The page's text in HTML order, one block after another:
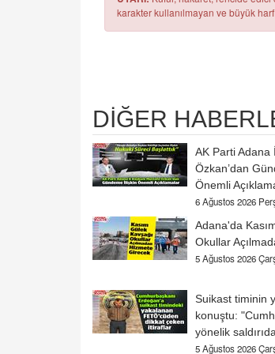
karakter kullanılmayan ve büyük
DİĞER
AK Parti Adana
Özkan’dan
Önemli
6 Ağustos 2026
Adana'da
Okullar
5 Ağustos 2026
Suikast timinin
konuştu:
yönelik
5 Ağustos 2026